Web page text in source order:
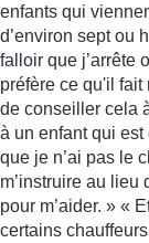
enfants qui
d’environ sept ou
falloir que j’arrête
préfère ce qu'il
de conseiller cela
à un enfant qui est
que je n’ai pas le
m’instruire au lieu
pour m’aider. » «
certains